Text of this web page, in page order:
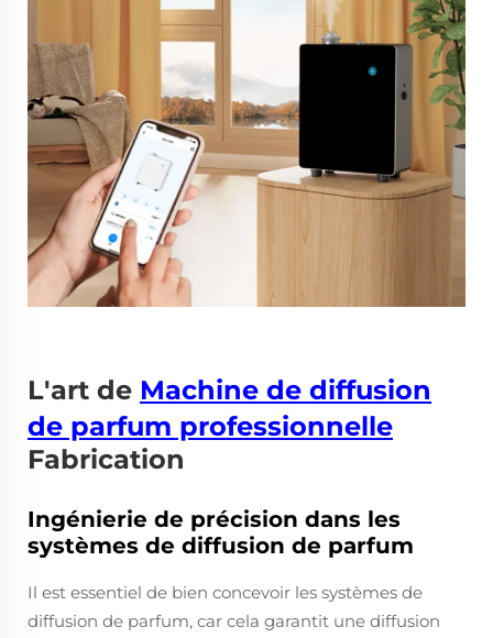
L'art de Machine de diffusion
de parfum professionnelle
Fabrication
Ingénierie de précision dans les
systèmes de diffusion de parfum
Il est essentiel de bien concevoir les systèmes de
diffusion de parfum, car cela garantit une diffusion